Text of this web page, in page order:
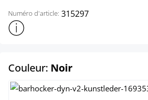
Numéro d'article: 315297
Afficher plus d'informations sur le produit
Couleur: Noirselect